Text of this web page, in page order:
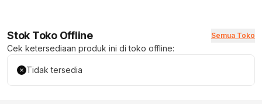
Stok Toko Offline Semua Toko
Cek ketersediaan produk ini di toko offline:
Tidak tersedia